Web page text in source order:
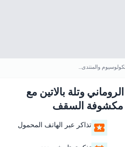
الكولوسيوم والمنتدى الروماني وتلة بالاتين مع تذكرة حافلة بانورامية مكشوفة السقف
وتلة بالاتين مع
مكشوفة السقف
تذاكر عبر الهاتف المحمول